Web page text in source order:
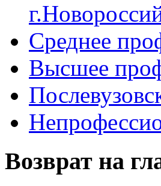
Среднее
Высшее
Возврат на